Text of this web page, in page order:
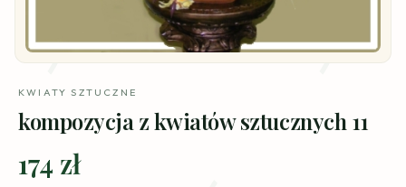
KWIATY SZTUCZNE
kompozycja z kwiatów sztucznych 11
174 zł